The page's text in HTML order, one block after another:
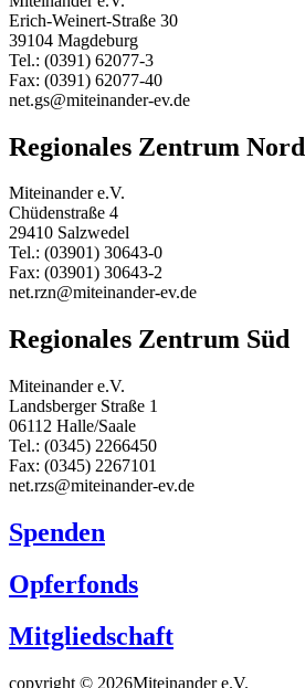
Erich-Weinert-Straße 30
39104 Magdeburg
Tel.: (0391) 62077-3
Fax: (0391) 62077-40
net.gs@miteinander-ev.de
Regionales Zentrum Nord
Miteinander e.V.
Chüdenstraße 4
29410 Salzwedel
Tel.: (03901) 30643-0
Fax: (03901) 30643-2
net.rzn@miteinander-ev.de
Regionales Zentrum Süd
Miteinander e.V.
Landsberger Straße 1
06112 Halle/Saale
Tel.: (0345) 2266450
Fax: (0345) 2267101
net.rzs@miteinander-ev.de
Spenden
Opferfonds
Mitgliedschaft
copyright © 2026Miteinander e.V.